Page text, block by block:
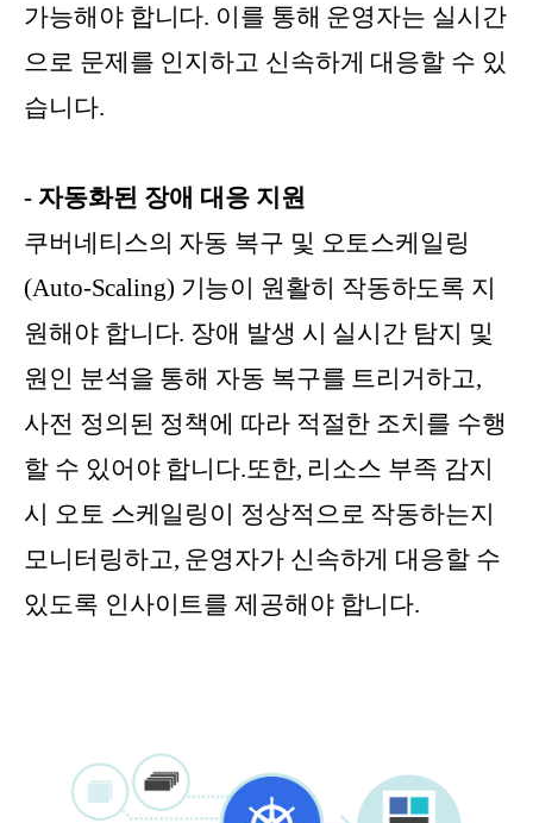
가능해야 합니다. 이를 통해 운영자는 실시간
으로 문제를 인지하고 신속하게 대응할 수 있
습니다.
- 자동화된 장애 대응 지원
쿠버네티스의 자동 복구 및 오토스케일링
(Auto-Scaling) 기능이 원활히 작동하도록 지
원해야 합니다. 장애 발생 시 실시간 탐지 및
원인 분석을 통해 자동 복구를 트리거하고,
사전 정의된 정책에 따라 적절한 조치를 수행
할 수 있어야 합니다.또한, 리소스 부족 감지
시 오토 스케일링이 정상적으로 작동하는지
모니터링하고, 운영자가 신속하게 대응할 수
있도록 인사이트를 제공해야 합니다.